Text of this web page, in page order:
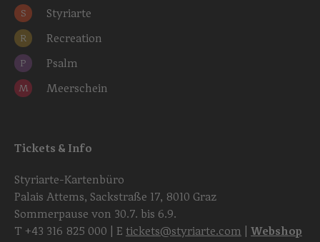
S Styriarte
R Recreation
P Psalm
M Meerschein
Tickets & Info
Styriarte-Kartenbüro
Palais Attems, Sackstraße 17, 8010 Graz
Sommerpause von 30.7. bis 6.9.
T +43 316 825 000 | E tickets@styriarte.com Webshop